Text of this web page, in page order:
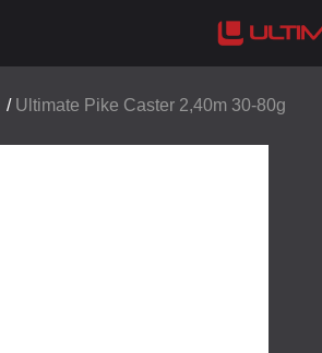
/ Ultimate Pike Caster 2,40m 30-80g